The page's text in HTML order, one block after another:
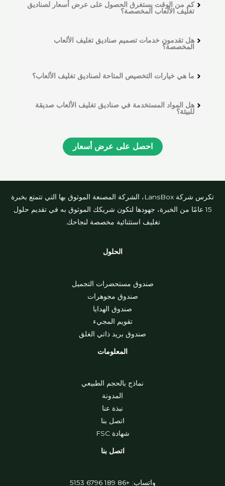
كم من الوقت يستغرق الحصول على عرض أسعار لصناديق
تغليف الألعاب المخصصة؟
هل تقدمون خدمات تصميم صناديق تغليف الألعاب
المخصصة؟
ما هي خيارات التخصيص المتاحة لصناديق تغليف الألعاب؟
هل المواد المستخدمة في صناديق تغليف الألعاب صديقة
للبيئة؟
احصل على عرض أسعار
تكرس شركة LansBox، الشركة المصنعة الموثوق بها التي تتمتع بخبرة
15 عامًا من الخبرة، جهودها لتكون شريكك الموثوق به في تقديم حلول
تغليف استثنائية مخصصة لنجاحك.
الحلول
صندوق مستحضرات التجميل
صندوق مجوهرات
صندوق الهدايا
تقويم المجيء
صندوق بريد ذاتي الغلق
المعلومات
نماذج بالحجم الطبيعي
المدونة
نبذة عنا
اتصل بنا
شهادة FSC
اتصل بنا
واتساب: +86 189 6796 5153